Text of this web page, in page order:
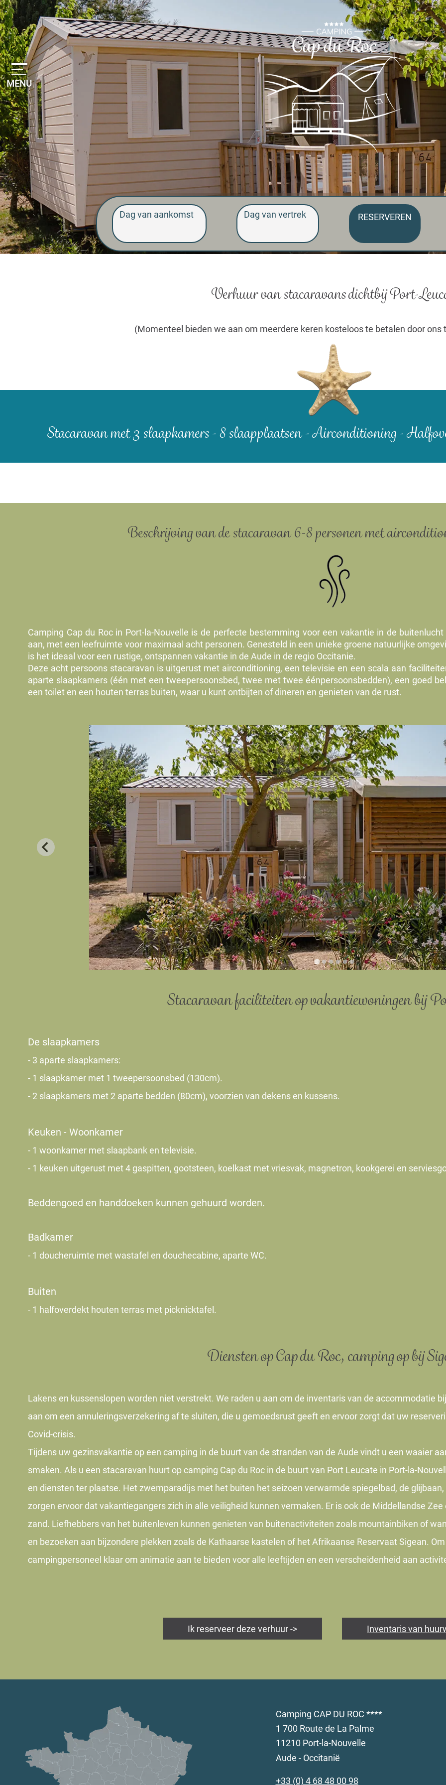
MENU
Dag van aankomst Dag van vertrek
Verhuur van stacaravans dichtbij Port-
(Momenteel bieden we aan om meerdere keren kosteloos te betalen door ons
Stacaravan met 3 slaapkamers - 8 slaapplaatsen -Airconditioning -
Beschrijving van de stacaravan 6-8 personen met
Camping Cap du Roc in Port-la-Nouvelle is de perfecte bestemming voor een vakantie in de
aan, met een leefruimte voor maximaal acht personen. Genesteld in een unieke groene natuurlijke
is het ideaal voor een rustige, ontspannen vakantie in de Aude in de regio Occitanie.
Deze acht persoons stacaravan is uitgerust met airconditioning, een televisie en een scala aan
aparte slaapkamers (één met een tweepersoonsbed, twee met twee éénpersoonsbedden), een goed
een toilet en een houten terras buiten, waar u kunt ontbijten of dineren en genieten van de rust.
Stacaravan faciliteiten opvakantiewoningen bij
De slaapkamers
- 3 aparte slaapkamers:
- 1 slaapkamer met 1 tweepersoonsbed (130cm).
- 2 slaapkamers met 2 aparte bedden (80cm), voorzien van dekens en kussens.
Keuken - Woonkamer
- 1 woonkamer met slaapbank en televisie.
- 1 keuken uitgerust met 4 gaspitten, gootsteen, koelkast met vriesvak, magnetron, kookgerei en
Beddengoed en handdoeken kunnen gehuurd worden.
Badkamer
- 1 doucheruimte met wastafel en douchecabine, aparte WC.
Buiten
- 1 halfoverdekt houten terras met picknicktafel.
Diensten op Cap du Roc, camping opbij
Lakens en kussenslopen worden niet verstrekt. We raden u aan om de inventaris van de accommodatie
aan om een annuleringsverzekering af te sluiten, die u gemoedsrust geeft en ervoor zorgt dat uw
Covid-crisis.
Tijdens uw gezinsvakantie op een camping in de buurt van de stranden van de Aude vindt u een waaier
smaken. Als u een stacaravan huurt op camping Cap du Roc in de buurt van Port Leucate in Port-la-
en diensten ter plaatse. Het zwemparadijs met het buiten het seizoen verwarmde spiegelbad, de
zorgen ervoor dat vakantiegangers zich in alle veiligheid kunnen vermaken. Er is ook de Middellandse
zand. Liefhebbers van het buitenleven kunnen genieten van buitenactiviteiten zoals mountainbiken of
en bezoeken aan bijzondere plekken zoals de Kathaarse kastelen of het Afrikaanse Reservaat Sigean.
campingpersoneel klaar om animatie aan te bieden voor alle leeftijden en een verscheidenheid aan
Ik reserveer deze verhuur -> Inventaris van
Camping CAP DU ROC ****
1 700 Route de La Palme
11210 Port-la-Nouvelle
Aude - Occitanië
+33 (0) 4 68 48 00 98
Cookies beheer paneel